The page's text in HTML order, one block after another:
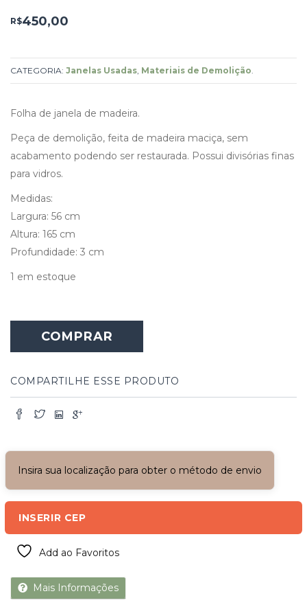
R$450,00
CATEGORIA: Janelas Usadas Materiais de Demolição
Folha de janela de madeira.
Peça de demolição, feita de madeira maciça, sem
acabamento podendo ser restaurada. Possui divisórias finas
para vidros.
Medidas:
Largura: 56 cm
Altura: 165 cm
Profundidade: 3 cm
1 em estoque
Janela
de
quantidade
COMPRAR
COMPARTILHE ESSE PRODUTO
Insira sua localização para obter o método de envio
INSERIR CEP
Add ao Favoritos
Mais Informações